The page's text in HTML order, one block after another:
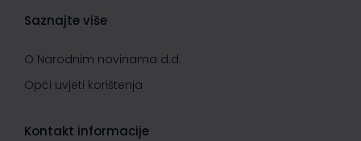
Saznajte više
O Narodnim novinama d.d.
Opći uvjeti korištenja
Kontakt informacije